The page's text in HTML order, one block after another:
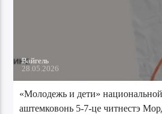
Вайгель
28.05.2026
«Молодежь и дети»
аштемковонь 5-7-це читнестэ